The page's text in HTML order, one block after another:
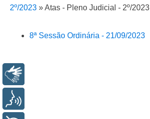
2º/2023 »Atas - Pleno Judicial - 2º/2023
8ª Sessão Ordinária - 21/09/2023